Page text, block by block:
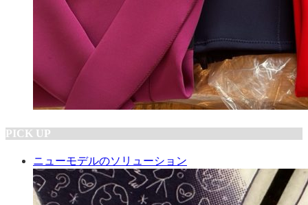
PICK UP
ニューモデルのソリューション